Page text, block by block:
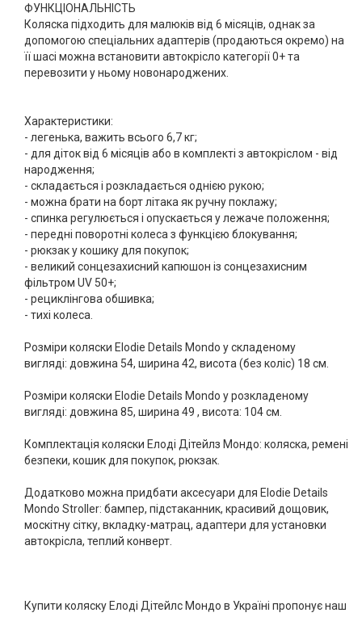
ФУНКЦІОНАЛЬНІСТЬ
Коляска підходить для малюків від 6 місяців, однак за
допомогою спеціальних адаптерів (продаються окремо) на
її шасі можна встановити автокрісло категорії 0+ та
перевозити у ньому новонароджених.
Характеристики:
- легенька, важить всього 6,7 кг;
- для діток від 6 місяців або в комплекті з автокріслом - від
народження;
- складається і розкладається однією рукою;
- можна брати на борт літака як ручну поклажу;
- спинка регулюється і опускається у лежаче положення;
- передні поворотні колеса з функцією блокування;
- рюкзак у кошику для покупок;
- великий сонцезахисний капюшон із сонцезахисним
фільтром UV 50+;
- рециклінгова обшивка;
- тихі колеса.
Розміри коляски Elodie Details Mondo у складеному
вигляді: довжина 54, ширина 42, висота (без коліс) 18 см.
Розміри коляски Elodie Details Mondo у розкладеному
вигляді: довжина 85, ширина 49 , висота: 104 см.
Комплектація коляски Елоді Дітейлз Мондо: коляска, ремені
безпеки, кошик для покупок, рюкзак.
Додатково можна придбати аксесуари для Elodie Details
Mondo Stroller: бампер, підстаканник, красивий дощовик,
москітну сітку, вкладку-матрац, адаптери для установки
автокрісла, теплий конверт.
Купити коляску Елоді Дітейлс Мондо в Україні пропонує наш